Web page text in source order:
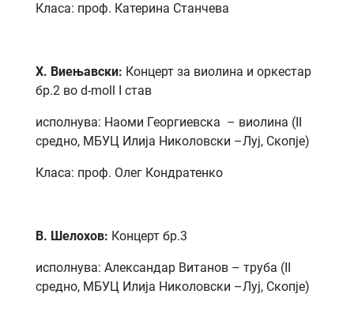
Класа: проф. Катерина Станчева
Х. Виењавски: Концерт за виолина и оркестар
бр.2 во d-moll I став
исполнува: Наоми Георгиевска – виолина (II
средно, МБУЦ Илија Николовски –Луј, Скопје)
Класа: проф. Олег Кондратенко
В. Шелохов: Концерт бр.3
исполнува: Александар Витанов – труба (II
средно, МБУЦ Илија Николовски –Луј, Скопје)